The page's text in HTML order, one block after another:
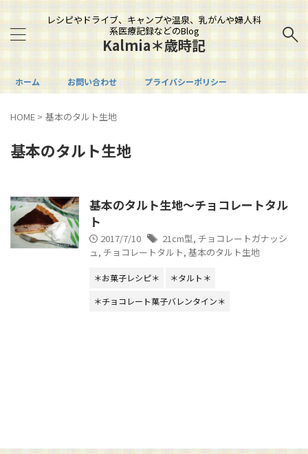
レシピやドライブ、キャンプや温泉、乳がんや婦人科
系医療記録などのBlog
Kalmia＊歳時記
ホーム お問い合わせ プライバシーポリシー
HOME > 基本のタルト生地
基本のタルト生地
基本のタルト生地～チョコレートタル
ト
2017/7/10 21cm型, チョコレートガナッシ
ュ, チョコレートタルト, 基本のタルト生地
＊お菓子レシピ＊
＊タルト＊
＊チョコレート菓子バレンタイン＊